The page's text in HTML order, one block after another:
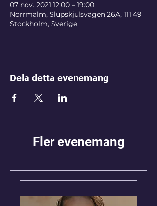
07 nov. 2021 12:00 – 19:00
Norrmalm, Slupskjulsvägen 26A, 111 49
Stockholm, Sverige
Dela detta evenemang
Fler evenemang